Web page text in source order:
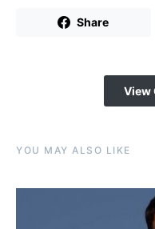
Share
View
YOU MAY ALSO LIKE